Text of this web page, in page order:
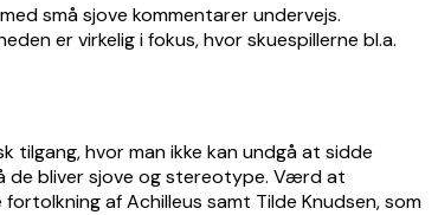
små sjove kommentarer undervejs.
er virkelig i fokus, hvor skuespillerne bl.a.
hvor man ikke kan undgå at sidde
de bliver sjove og stereotype. Værd at
af Achilleus samt Tilde Knudsen, som